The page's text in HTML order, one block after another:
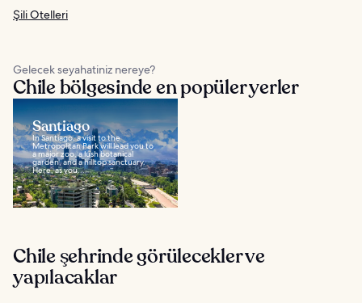
Şili Otelleri
Gelecek seyahatiniz nereye?
Chile bölgesinde en popüler yerler
Santiago
In Santiago, a visit to the
Metropolitan Park will lead you to
a major zoo, a lush botanical
garden, and a hilltop sanctuary.
Here, as you...
Chile şehrinde görülecekler ve
yapılacaklar